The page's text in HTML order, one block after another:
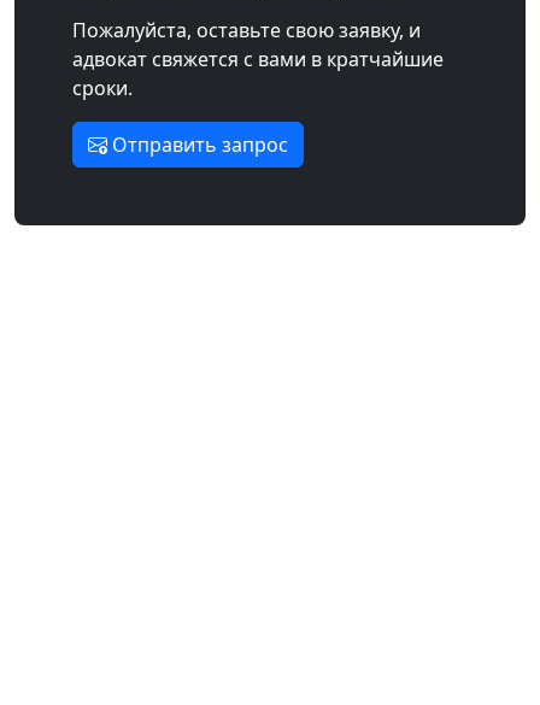
Пожалуйста, оставьте свою заявку, и
адвокат свяжется с вами в кратчайшие
сроки.
Отправить запрос